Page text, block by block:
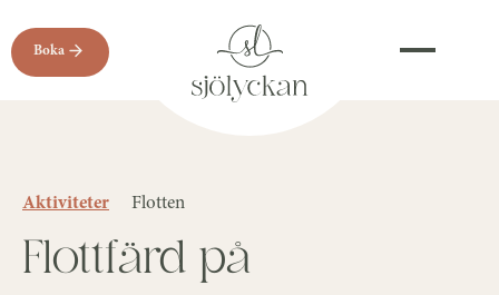
Boka
Aktiviteter Flotten
Flottfärd på